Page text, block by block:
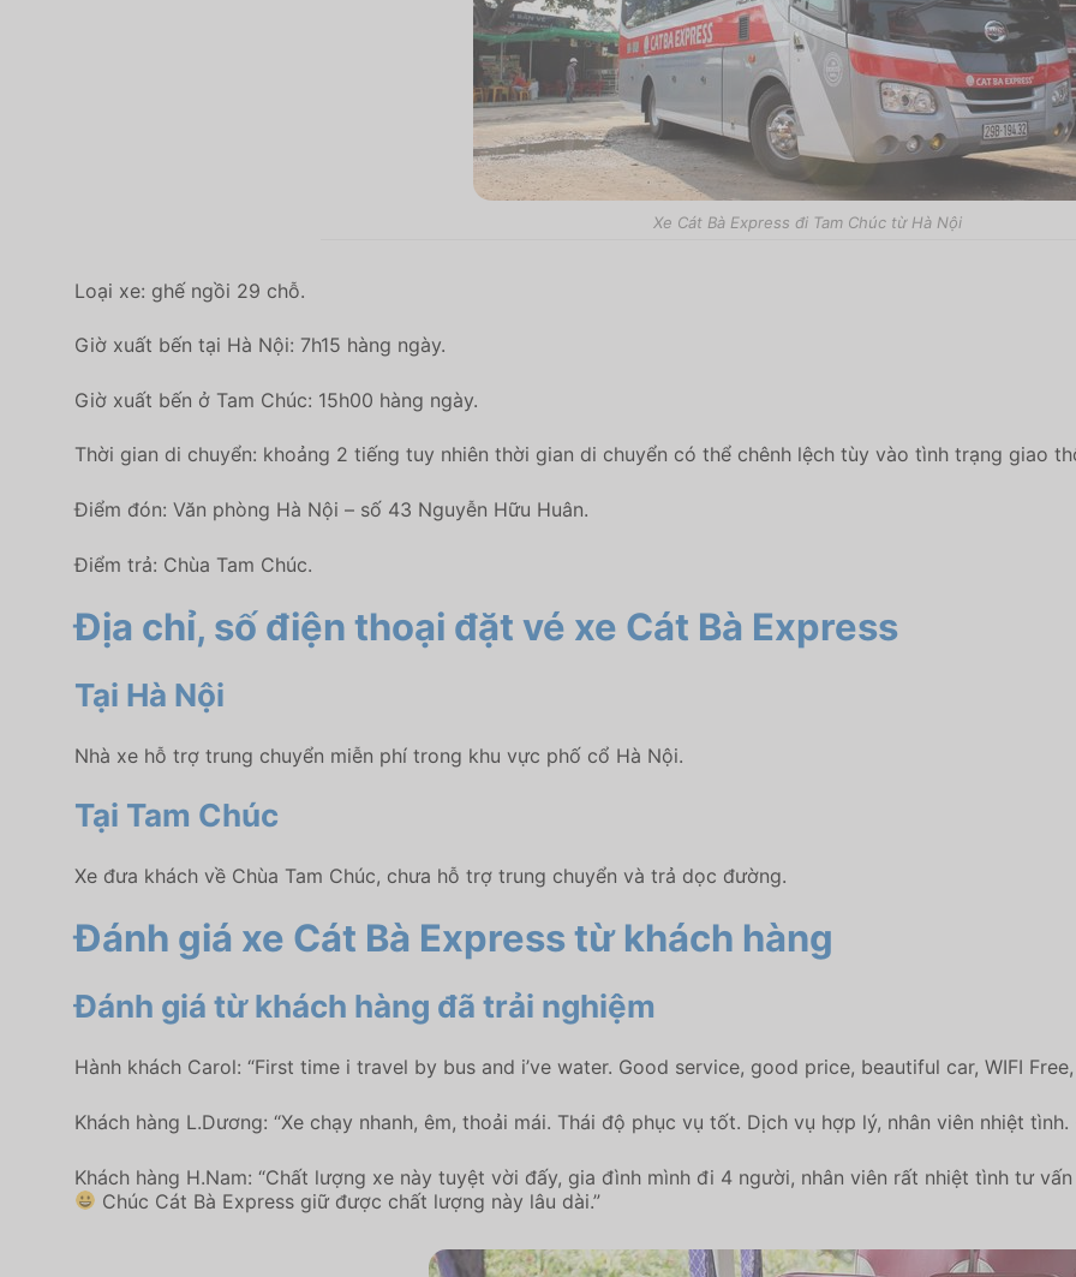
Xe Cát Bà Express đi Tam Chúc từ Hà Nội
Loại xe: ghế ngồi 29 chỗ.
Giờ xuất bến tại Hà Nội: 7h15 hàng ngày.
Giờ xuất bến ở Tam Chúc: 15h00 hàng ngày.
Thời gian di chuyển: khoảng 2 tiếng tuy nhiên thời gian di chuyển có thể chênh lệch tùy vào tình trạng giao
Điểm đón: Văn phòng Hà Nội – số 43 Nguyễn Hữu Huân.
Điểm trả: Chùa Tam Chúc.
Địa chỉ, số điện thoại đặt vé xe Cát Bà Express
Tại Hà Nội
Nhà xe hỗ trợ trung chuyển miễn phí trong khu vực phố cổ Hà Nội.
Tại Tam Chúc
Xe đưa khách về Chùa Tam Chúc, chưa hỗ trợ trung chuyển và trả dọc đường.
Đánh giá xe Cát Bà Expresstừ khách hàng
Đánh giá từ khách hàng đã trải nghiệm
Hành khách Carol: “First time i travel by bus and i’ve water. Good service, good price, beautiful car, WIFI
Khách hàng L.Dương: “Xe chạy nhanh, êm, thoải mái. Thái độ phục vụ tốt. Dịch vụ hợp lý, nhân viên nhiệt
Khách hàng H.Nam: “Chất lượng xe này tuyệt vời đấy, gia đình mình đi 4 người, nhân viên rất nhiệt tình tư
Chúc Cát Bà Express giữ được chất lượng này lâu dài.”